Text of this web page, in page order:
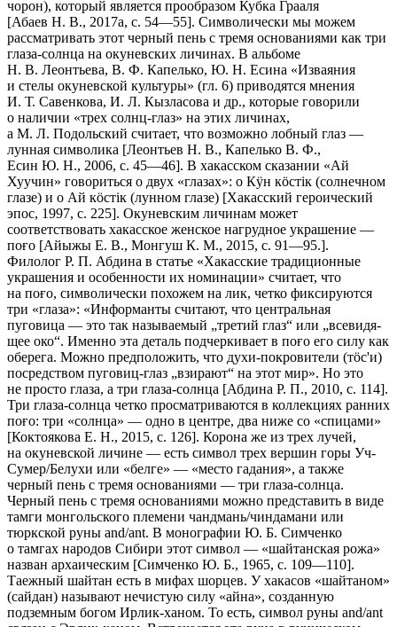
чорон), который является прообразом Кубка Грааля
[Абаев Н. В., 2017а, с. 54—55]. Символически мы можем
рассматривать этот черный пень с тремя основаниями как три
глаза-солнца на окуневских ли­чинах. В аль­боме
Н. В. Леонтьева, В. Ф. Капелько, Ю. Н. Есина «Изваяния
и стелы оку­невской культуры» (гл. 6) приводятся мнения
И. Т. Савенкова, И. Л. Кызла­сова и др., которые говорили
о наличии «трех солнц-глаз» на этих личи­нах,
а М. Л. Подольский считает, что возможно лобный глаз —
лунная сим­волика [Леонтьев Н. В., Капелько В. Ф.,
Есин Ю. Н., 2006, с. 45—46]. В хакас­ском сказании «Ай
Хуучин» говориться о двух «глазах»: о Кÿн кöстiк (сол­нечном
глазе) и о Ай кöстiк (лунном глазе) [Хакасский героиче­ский
эпос, 1997, с. 225]. Окуневским личинам может
соответствовать хакас­ское женское нагрудное украшение —
поғо [Айыжы Е. В., Монгуш К. М., 2015, с. 91—95.].
Филолог Р. П. Абдина в статье «Хакасские традиционные
украше­ния и особенности их номинации» считает, что
на поғо, символиче­ски по­хожем на лик, четко фиксируются
три «глаза»: «Информанты считают, что центральная
пуговица — это так называемый „третий глаз“ или „всевидя­
щее око“. Именно эта деталь подчеркивает в поғо его силу как
оберега. Можно предположить, что духи-покровители (тöс'и)
посред­ством пуговиц-глаз „взирают“ на этот мир». Но это
не просто глаза, а три глаза-солнца [Абдина Р. П., 2010, с. 114].
Три глаза-солнца четко просмат­риваются в кол­лекциях ранних
поғо: три «солнца» — одно в центре, два ниже со «спица­ми»
[Коктоякова Е. Н., 2015, с. 126]. Корона же из трех лучей,
на окуневской личине — есть символ трех вершин горы Уч-
Сумер/Белухи или «белге» — «место гадания», а также
черный пень с тремя основаниями — три глаза-солнца.
Черный пень с тремя основаниями можно представить в виде
тамги монгольского племени чандмань/чиндамани или
тюркской руны and/ant. В монографии Ю. Б. Симченко
о тамгах народов Сибири этот сим­вол — «шайтанская рожа»
на­зван архаическим [Симченко Ю. Б., 1965, с. 109—110].
Таежный шайтан есть в мифах шорцев. У хакасов «шайтаном»
(сайдан) называют нечистую силу «айна», созданную
подземным богом Ирлик-ханом. То есть, символ руны and/ant